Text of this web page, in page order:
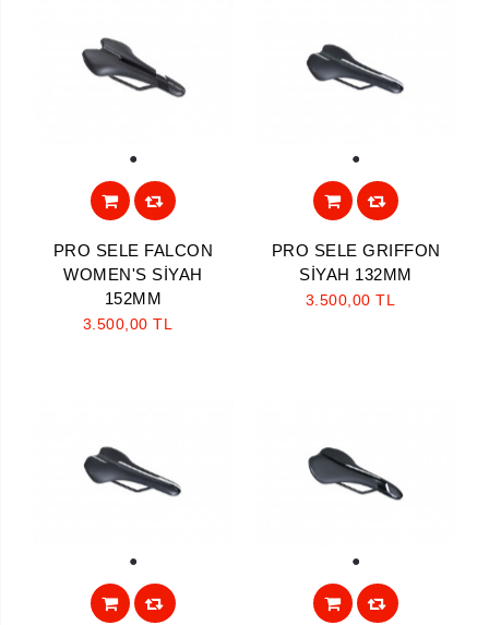
PRO SELE FALCON
WOMEN'S SİYAH
152MM
3.500,00 TL
PRO SELE GRIFFON
SİYAH 132MM
3.500,00 TL